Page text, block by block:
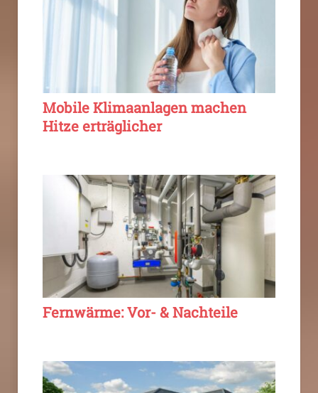
Mobile Klimaanlagen machen
Hitze erträglicher
Fernwärme: Vor- & Nachteile